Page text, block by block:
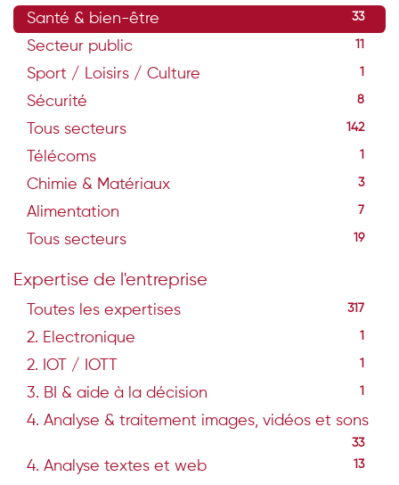
Santé & bien-être 33
Secteur public 11
Sport / Loisirs / Culture 1
Sécurité 8
Tous secteurs 142
Télécoms 1
Chimie & Matériaux 3
Alimentation 7
Tous secteurs 19
Expertise de l'entreprise
Toutes les expertises 317
2. Electronique 1
2. IOT / IOTT 1
3. BI & aide à la décision 1
4. Analyse & traitement images, vidéos et sons
33
4. Analyse textes et web 13